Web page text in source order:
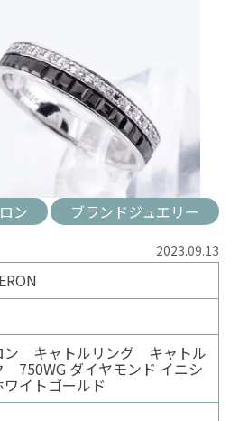
ン ブランドジュエリー
2023.09.13
ン キャトルリング キャトル
750WG ダイヤモンド イニシ
イトゴールド